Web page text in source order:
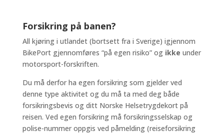
Forsikring på banen?
All kjøring i utlandet (bortsett fra i Sverige) igjennom
BikePort gjennomføres “på egen risiko” og ikke under
motorsport-forskriften.
Du må derfor ha egen forsikring som gjelder ved
denne type aktivitet og du må ta med deg både
forsikringsbevis og ditt Norske Helsetrygdekort på
reisen. Ved egen forsikring må forsikringsselskap og
polise-nummer oppgis ved påmelding (reiseforsikring